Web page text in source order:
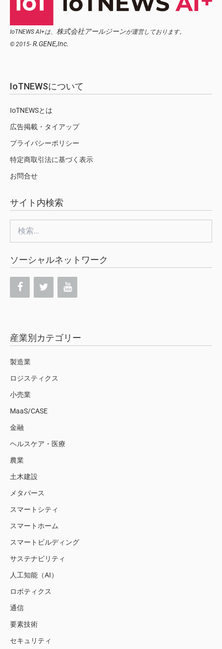
IoTNEWS AI+は、 株式会社アールジーンが運営しております。
© 2015- R.GENE,Inc.
IoTNEWSについて
IoTNEWSとは
広告掲載・タイアップ
プライバシーポリシー
特定商取引法に基づく表示
お問合せ
サイト内検索
ソーシャルネットワーク
産業別カテゴリー
製造業
ロジスティクス
小売業
MaaS/CASE
金融
ヘルスケア・医療
農業
土木建設
メタバース
スマートシティ
スマートホーム
スマートビルディング
サステナビリティ
人工知能（AI）
ロボティクス
通信
要素技術
セキュリティ